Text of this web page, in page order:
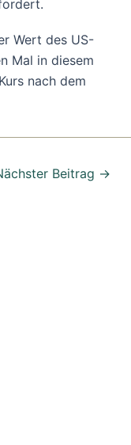
Wert des US-
Mal in diesem
nach dem
Beitrag →